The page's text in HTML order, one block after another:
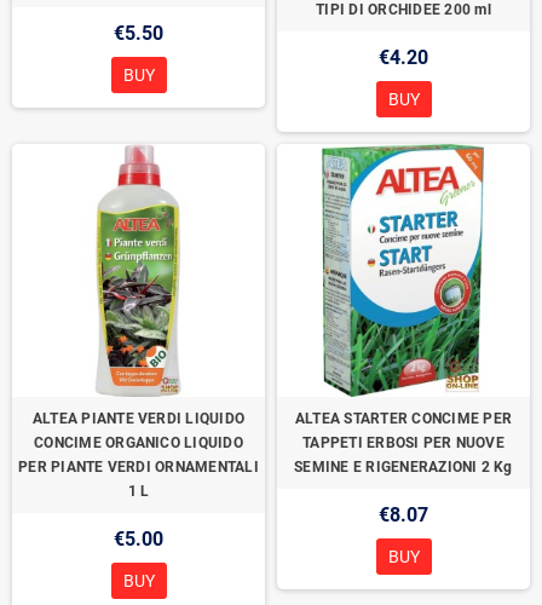
€5.50
BUY
TIPI DI ORCHIDEE 200 ml
€4.20
BUY
ALTEA PIANTE VERDI LIQUIDO
CONCIME ORGANICO LIQUIDO
PER PIANTE VERDI ORNAMENTALI
1 L
€5.00
BUY
ALTEA STARTER CONCIME PER
TAPPETI ERBOSI PER NUOVE
SEMINE E RIGENERAZIONI 2 Kg
€8.07
BUY